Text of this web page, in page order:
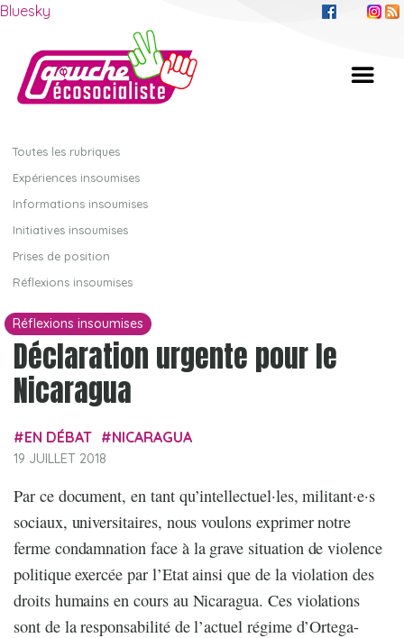
Bluesky
Toutes les rubriques
Expériences insoumises
Informations insoumises
Initiatives insoumises
Prises de position
Réflexions insoumises
Réflexions insoumises
Déclaration urgente pour le
Nicaragua
EN DÉBAT NICARAGUA
19 JUILLET 2018
Par ce document, en tant qu’intellectuel·les, militant·e·s
sociaux, universitaires, nous voulons exprimer notre
ferme condamnation face à la grave situation de violence
politique exercée par l’Etat ainsi que de la violation des
droits humains en cours au Nicaragua. Ces violations
sont de la responsabilité de l’actuel régime d’Ortega-